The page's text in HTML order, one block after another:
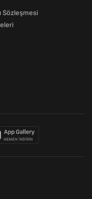
Sözleşmesi